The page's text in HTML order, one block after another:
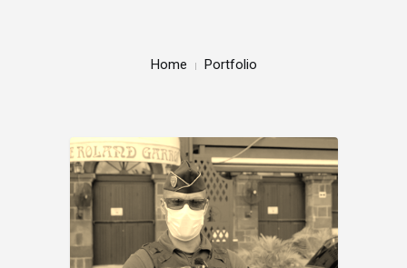
Home Portfolio